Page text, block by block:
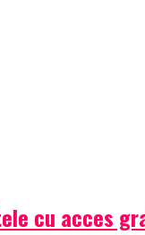
cu acces